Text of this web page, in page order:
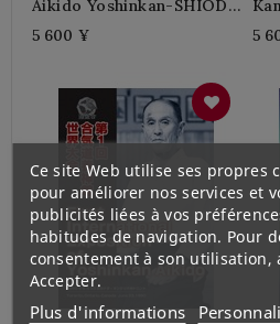
Aikido Yoshinkan-SHIODA
Gozo
5 600 ¥
5
Ce site Web utilise ses propres
pour améliorer nos services et
publicités liées à vos
habitudes de navigation. Pour
consentement à son utilisation,
Accepter.
Plus d'informations